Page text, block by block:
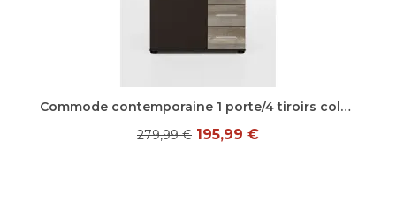
Aperçu rapide
Commode contemporaine 1 porte/4 tiroirs coloris graphite/chêne chataigne Cisco
279,99 € 195,99 €